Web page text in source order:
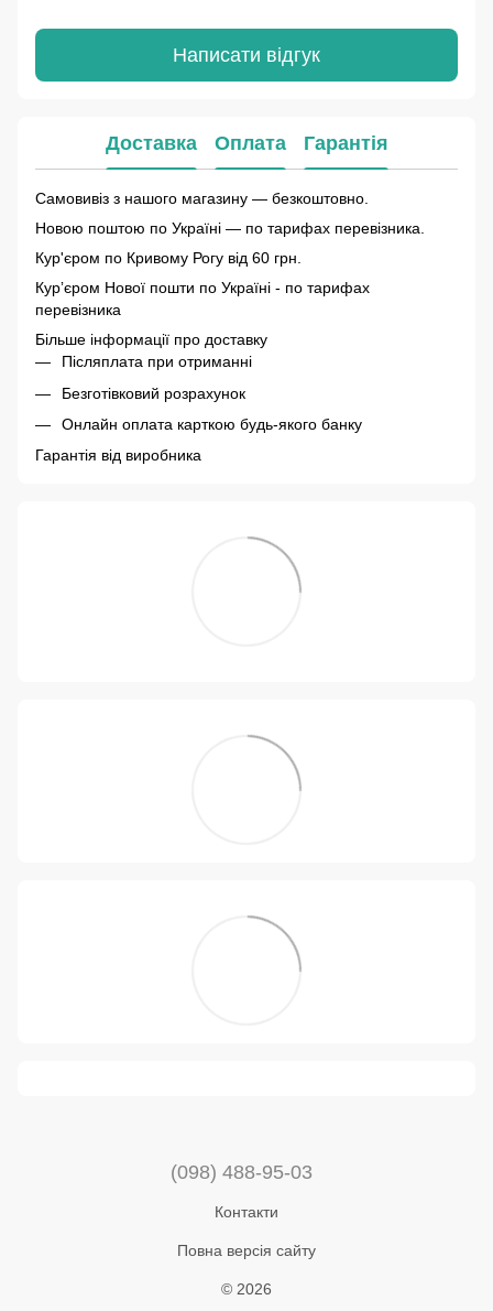
Написати відгук
Доставка Оплата Гарантія
Самовивіз з нашого магазину — безкоштовно.
Новою поштою по Україні — по тарифах перевізника.
Кур'єром по Кривому Рогу від 60 грн.
Курʼєром Нової пошти по Україні - по тарифах
перевізника
Більше інформації про доставку
Післяплата при отриманні
Безготівковий розрахунок
Онлайн оплата карткою будь-якого банку
Гарантія від виробника
(098) 488-95-03
Контакти
Повна версія сайту
© 2026